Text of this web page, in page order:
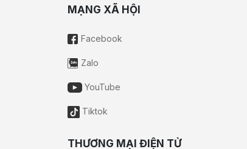
MẠNG XÃ HỘI
Facebook
Zalo
YouTube
Tiktok
THƯƠNG MẠI ĐIỆN TỬ